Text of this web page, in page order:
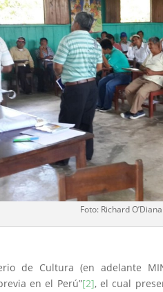
Foto: Richard O’Diana
de Cultura (en adelante
en el Perú”[2], el cual